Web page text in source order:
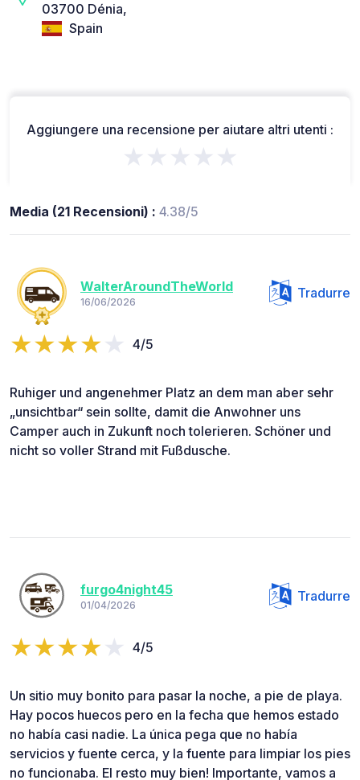
03700 Dénia,
Spain
Aggiungere una recensione per aiutare altri utenti :
★★★★★
Media (21 Recensioni) : 4.38/5
WalterAroundTheWorld
16/06/2026
Tradurre
4/5
Ruhiger und angenehmer Platz an dem man aber sehr
„unsichtbar“ sein sollte, damit die Anwohner uns
Camper auch in Zukunft noch tolerieren. Schöner und
nicht so voller Strand mit Fußdusche.
furgo4night45
01/04/2026
Tradurre
4/5
Un sitio muy bonito para pasar la noche, a pie de playa.
Hay pocos huecos pero en la fecha que hemos estado
no había casi nadie. La única pega que no había
servicios y fuente cerca, y la fuente para limpiar los pies
no funcionaba. El resto muy bien! Importante, vamos a